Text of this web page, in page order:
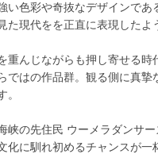
い色彩や奇抜なデザインで
た現代をを正直に表現した
重んじながらも押し寄せる
ではの作品群。観る側に真
峡の先住民 ウーメラダンサ
化に馴れ初めるチャンスが一